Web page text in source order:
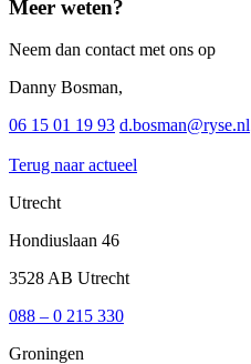
Meer weten?
Neem dan contact met ons op
Danny Bosman,
06 15 01 19 93 d.bosman@ryse.nl
Terug naar actueel
Utrecht
Hondiuslaan 46
3528 AB Utrecht
088 – 0 215 330
Groningen